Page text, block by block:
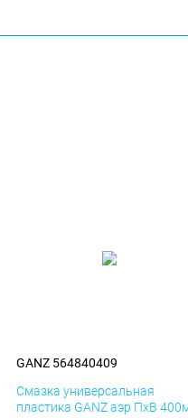
GANZ 564840409
Смазка универсальная
пластика GANZ аэр ПхВ